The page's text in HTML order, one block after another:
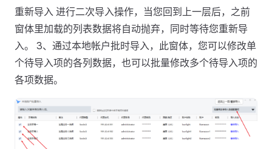
重新导入 进行二次导入操作，当您回到上一层后，之前
窗体里加载的列表数据将自动抛弃，同时等待您重新导
入。 3、通过本地帐户批时导入，此窗体，您可以修改单
个待导入项的各列数据，也可以批量修改多个待导入项的
各项数据。